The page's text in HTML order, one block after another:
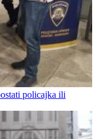
policajka ili